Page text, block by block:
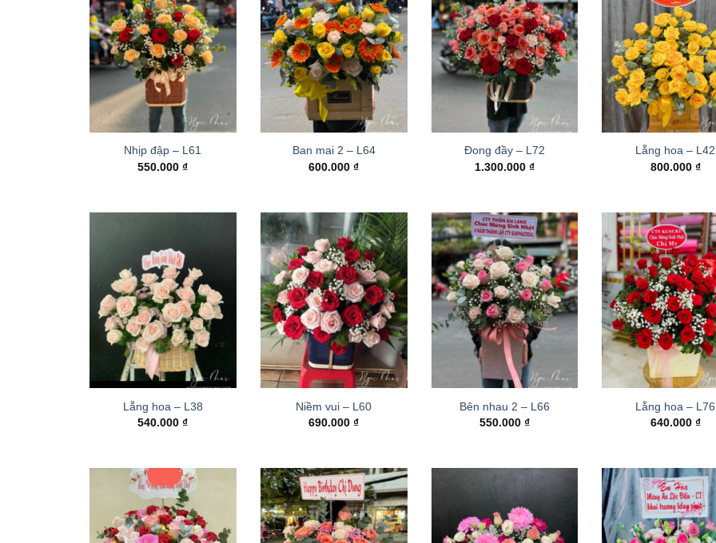
Nhịp đập – L61
550.000₫
Ban mai 2 – L64
600.000₫
Đong đầy – L72
1.300.000 ₫
Lẵng hoa – L42
800.000 ₫
Lẵng hoa – L38
540.000₫
Niềm vui – L60
690.000₫
Bên nhau 2 – L66
550.000 ₫
Lẵng hoa – L76
640.000 ₫